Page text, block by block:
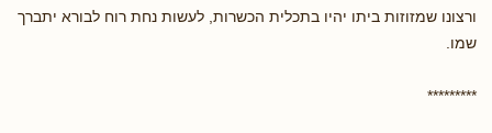
ורצונו שמזוזות ביתו יהיו בתכלית הכשרות, לעשות נחת רוח לבורא יתברך
שמו.
*********